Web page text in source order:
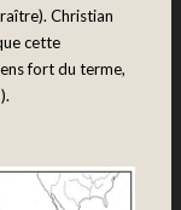
Christian
cette
fort du terme,